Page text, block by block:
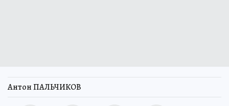
Антон ПАЛЬЧИКОВ